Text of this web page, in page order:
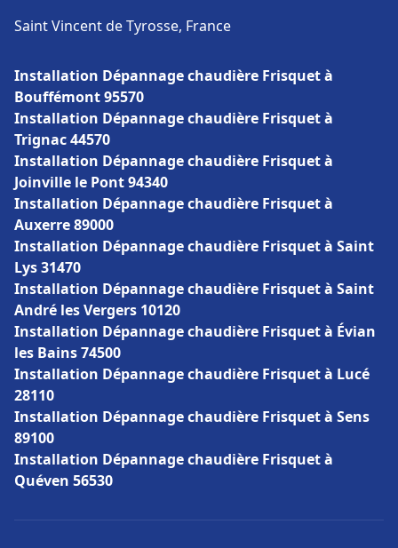
Saint Vincent de Tyrosse, France
Installation Dépannage chaudière Frisquet à
Bouffémont 95570
Installation Dépannage chaudière Frisquet à
Trignac 44570
Installation Dépannage chaudière Frisquet à
Joinville le Pont 94340
Installation Dépannage chaudière Frisquet à
Auxerre 89000
Installation Dépannage chaudière Frisquet à Saint
Lys 31470
Installation Dépannage chaudière Frisquet à Saint
André les Vergers 10120
Installation Dépannage chaudière Frisquet à Évian
les Bains 74500
Installation Dépannage chaudière Frisquet à Lucé
28110
Installation Dépannage chaudière Frisquet à Sens
89100
Installation Dépannage chaudière Frisquet à
Quéven 56530